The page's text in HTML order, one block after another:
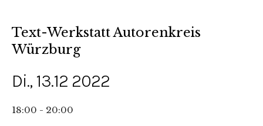
Text-Werkstatt Autorenkreis
Würzburg
Di., 13.12 2022
18:00 - 20:00